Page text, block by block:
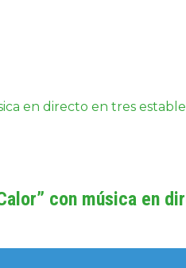
en directo en tres
con música en